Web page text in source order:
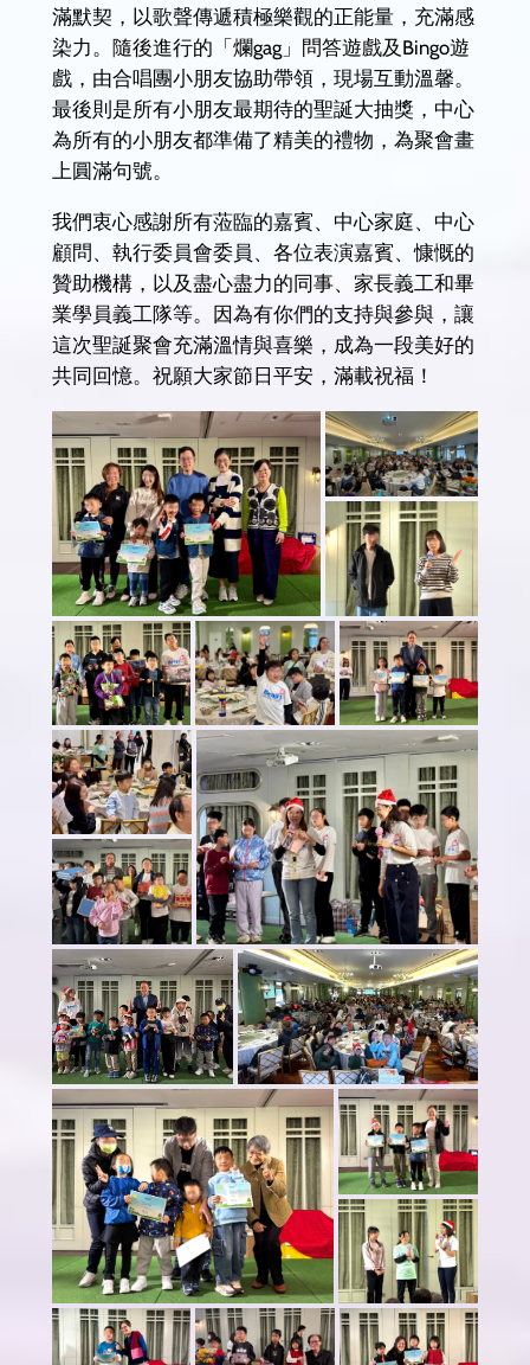
滿默契，以歌聲傳遞積極樂觀的正能量，充滿感
染力。隨後進行的「爛gag」問答遊戲及Bingo遊
戲，由合唱團小朋友協助帶領，現場互動溫馨。
最後則是所有小朋友最期待的聖誕大抽獎，中心
為所有的小朋友都準備了精美的禮物，為聚會畫
上圓滿句號。
我們衷心感謝所有蒞臨的嘉賓、中心家庭、中心
顧問、執行委員會委員、各位表演嘉賓、慷慨的
贊助機構，以及盡心盡力的同事、家長義工和畢
業學員義工隊等。因為有你們的支持與參與，讓
這次聖誕聚會充滿溫情與喜樂，成為一段美好的
共同回憶。祝願大家節日平安，滿載祝福！